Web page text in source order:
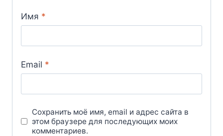
Имя *
Email *
Сохранить моё имя, email и адрес сайта в
этом браузере для последующих моих
комментариев.